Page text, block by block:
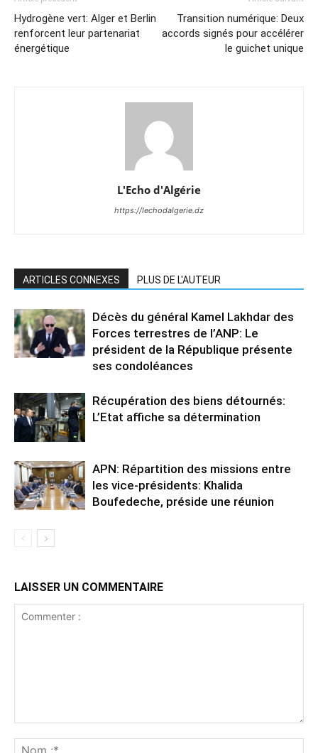
Hydrogène vert: Alger et Berlin
renforcent leur partenariat
énergétique
Transition numérique: Deux
accords signés pour accélérer
le guichet unique
L'Echo d'Algérie
https://lechodalgerie.dz
ARTICLES CONNEXES PLUS DE L'AUTEUR
Décès du général Kamel Lakhdar des
Forces terrestres de l’ANP: Le
président de la République présente
ses condoléances
Récupération des biens détournés:
L’Etat affiche sa détermination
APN: Répartition des missions entre
les vice-présidents: Khalida
Boufedeche, préside une réunion
LAISSER UN COMMENTAIRE